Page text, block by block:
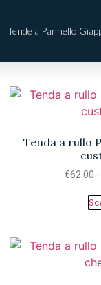
Tende a Pannello
Tenda a rullo
€62.00 -